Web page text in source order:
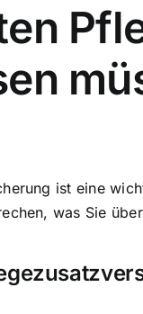
ist eine
was Sie